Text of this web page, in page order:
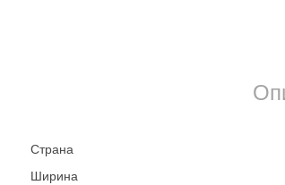
Страна
Ширина